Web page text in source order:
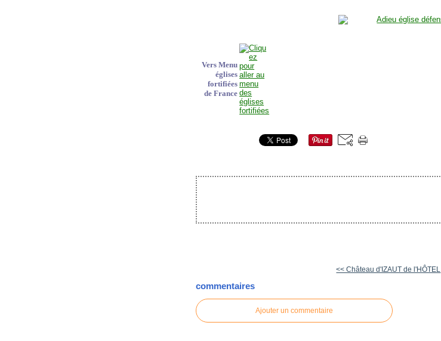
Vers Menu
églises
fortifiées
de France
<< Château d'IZAUT de l'HÔTEL
commentaires
Ajouter un commentaire